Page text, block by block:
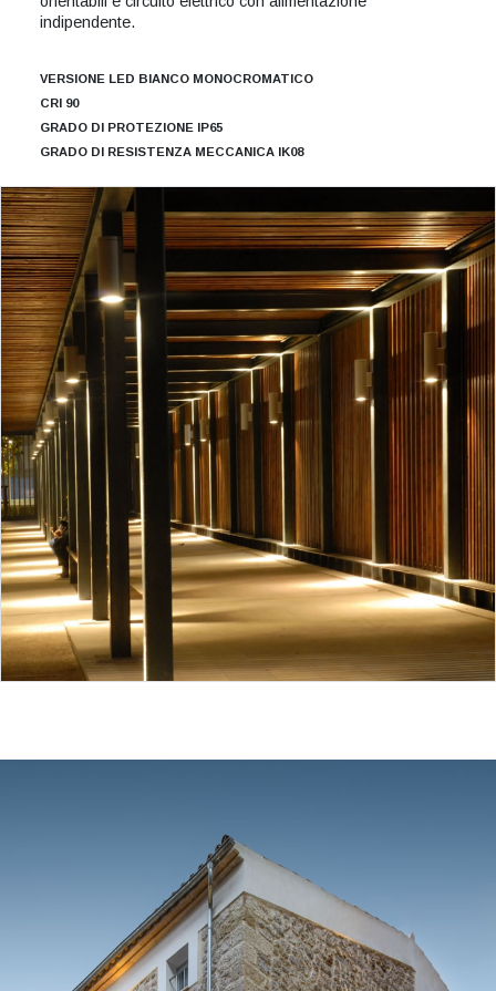
indipendente.
VERSIONE LED BIANCO MONOCROMATICO
CRI 90
GRADO DI PROTEZIONE IP65
GRADO DI RESISTENZA MECCANICA IK08